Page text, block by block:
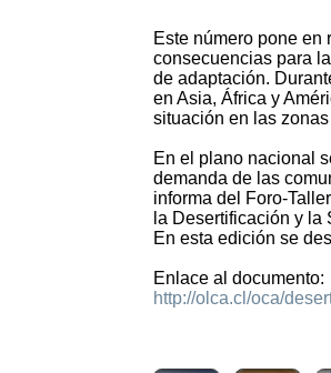
Este número pone
consecuencias para
de adaptación.
en Asia, África y
situación en las
En el plano nacional
demanda de las
informa del Foro-
la Desertificación y la
En esta edición se
Enlace al documento:
http://olca.cl/oca/